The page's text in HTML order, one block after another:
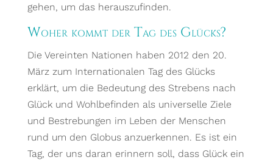
gehen, um das herauszufinden.
Woher kommt der Tag des Glücks?
Die Vereinten Nationen haben 2012 den 20.
März zum Internationalen Tag des Glücks
erklärt, um die Bedeutung des Strebens nach
Glück und Wohlbefinden als universelle Ziele
und Bestrebungen im Leben der Menschen
rund um den Globus anzuerkennen. Es ist ein
Tag, der uns daran erinnern soll, dass Glück ein